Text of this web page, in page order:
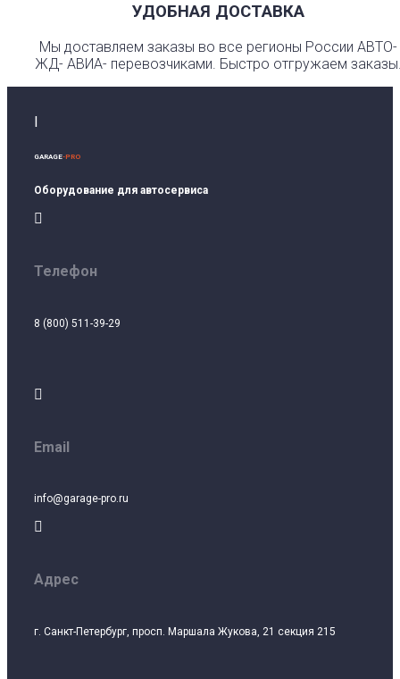
УДОБНАЯ ДОСТАВКА
Мы доставляем заказы во все регионы России АВТО-
ЖД- АВИА- перевозчиками. Быстро отгружаем
I
GARAGE-PRO
Оборудование для автосервиса

Телефон
8 (800) 511-39-29

Email
info@garage-pro.ru

Адрес
г. Санкт-Петербург, просп. Маршала Жукова, 21 секция 215